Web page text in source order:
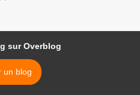
sur Overblog
un blog